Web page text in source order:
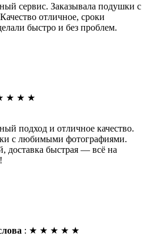
сервис. Заказывала подушки с
отличное, сроки
быстро и без проблем.
★ ★ ★
подход и отличное качество.
с любимыми фотографиями.
доставка быстрая — всё на
: ★ ★ ★ ★ ★